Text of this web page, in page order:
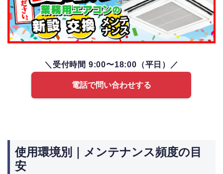
＼受付時間 9:00〜18:00（平日）／
電話で問い合わせする
使用環境別｜メンテナンス頻度の目
安